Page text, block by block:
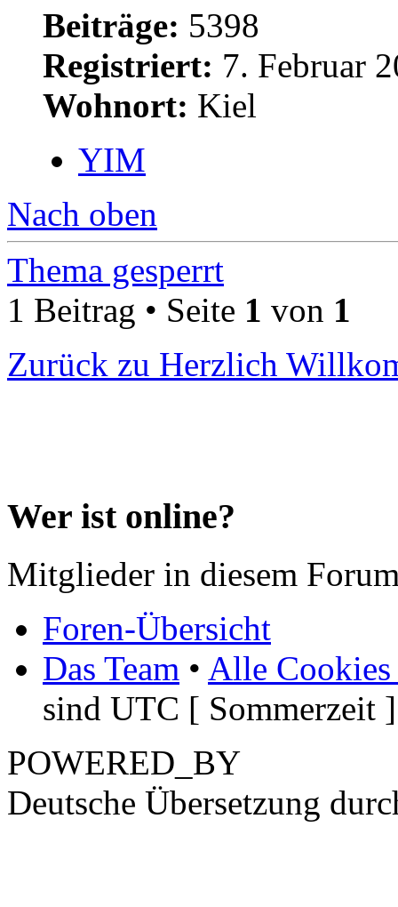
Beiträge: 5398
Registriert: 7. Februar
Wohnort: Kiel
YIM
Nach oben
Thema gesperrt
1 Beitrag • Seite 1 von 1
Zurück zu Herzlich
Wer ist online?
Mitglieder in diesem
Foren-Übersicht
Das Team • Alle Cookies
sind UTC [ Sommerzeit ]
POWERED_BY
Deutsche Übersetzung